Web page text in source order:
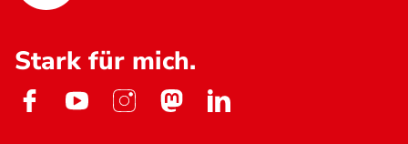
Stark für mich.